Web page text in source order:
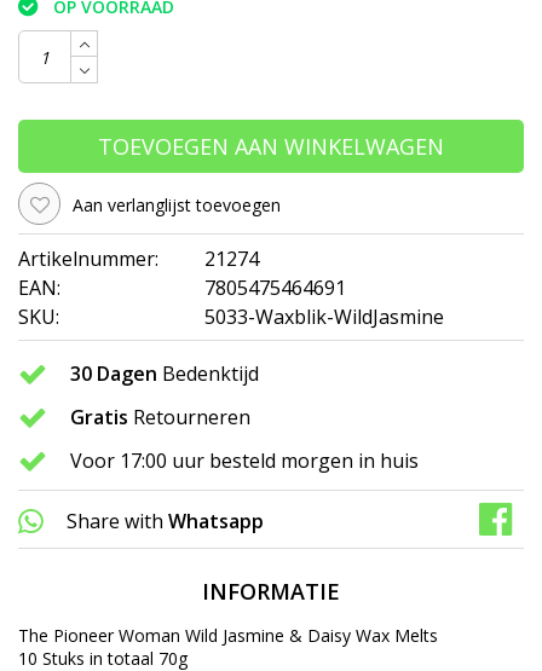
OP VOORRAAD
TOEVOEGEN AAN WINKELWAGEN
Aan verlanglijst toevoegen
Artikelnummer:
21274
EAN:
7805475464691
SKU:
5033-Waxblik-WildJasmine
30 Dagen Bedenktijd
Gratis Retourneren
Voor 17:00 uur besteld morgen in huis
Share with Whatsapp
INFORMATIE
The Pioneer Woman Wild Jasmine & Daisy Wax Melts
10 Stuks in totaal 70g